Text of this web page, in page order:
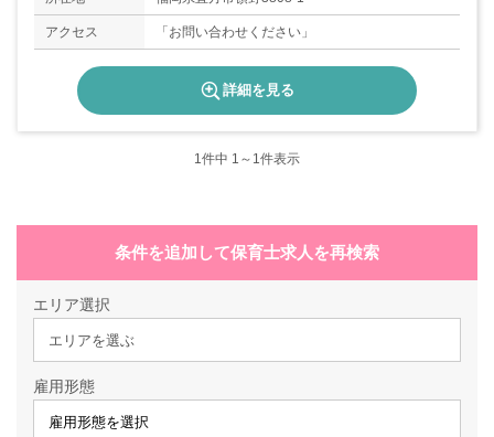
アクセス 「お問い合わせください」
詳細を見る
1件中 1～1件表示
条件を追加して保育士求人を再検索
エリア選択
エリアを選ぶ
雇用形態